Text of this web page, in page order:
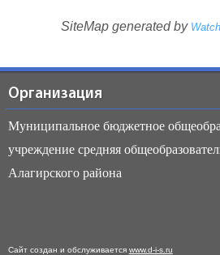
SiteMap generated by
Организация
Муниципальное бюджетное
учреждение средняя
Алагирского района
Сайт создан и обслуживается www.d-i-s.ru